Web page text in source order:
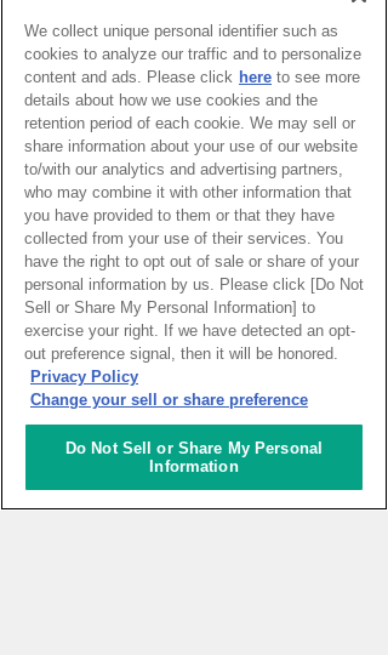
PAGE TOP
> イベントカレンダー
We collect unique personal identifier such as
cookies to analyze our traffic and to personalize
content and ads. Please click here to see more
details about how we use cookies and the
retention period of each cookie. We may sell or
share information about your use of our website
to/with our analytics and advertising partners,
who may combine it with other information that
you have provided to them or that they have
collected from your use of their services. You
have the right to opt out of sale or share of your
personal information by us. Please click [Do Not
Sell or Share My Personal Information] to
exercise your right. If we have detected an opt-
out preference signal, then it will be honored.
Privacy Policy
Change your sell or share preference
Do Not Sell or Share My Personal
Information